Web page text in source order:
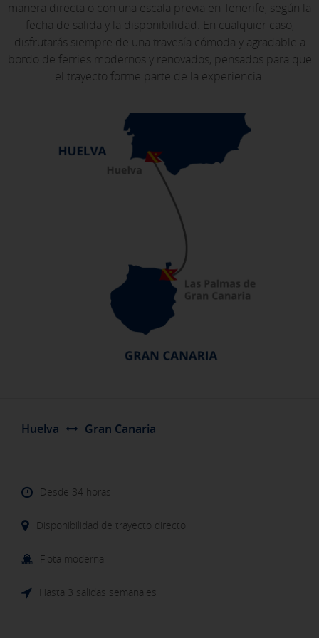
manera directa o con una escala previa en Tenerife, según la
fecha de salida y la disponibilidad. En cualquier caso,
disfrutarás siempre de una travesía cómoda y agradable a
bordo de ferries modernos y renovados, pensados para que
el trayecto forme parte de la experiencia.
Huelva Gran Canaria
Desde 34 horas
Disponibilidad de trayecto directo
Flota moderna
Hasta 3 salidas semanales